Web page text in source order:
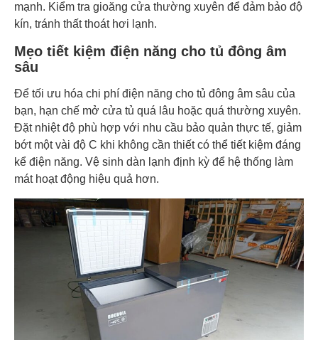
mạnh. Kiểm tra gioăng cửa thường xuyên để đảm bảo độ
kín, tránh thất thoát hơi lạnh.
Mẹo tiết kiệm điện năng cho tủ đông âm
sâu
Để tối ưu hóa chi phí điện năng cho tủ đông âm sâu của
bạn, hạn chế mở cửa tủ quá lâu hoặc quá thường xuyên.
Đặt nhiệt độ phù hợp với nhu cầu bảo quản thực tế, giảm
bớt một vài độ C khi không cần thiết có thể tiết kiệm đáng
kể điện năng. Vệ sinh dàn lạnh định kỳ để hệ thống làm
mát hoạt động hiệu quả hơn.